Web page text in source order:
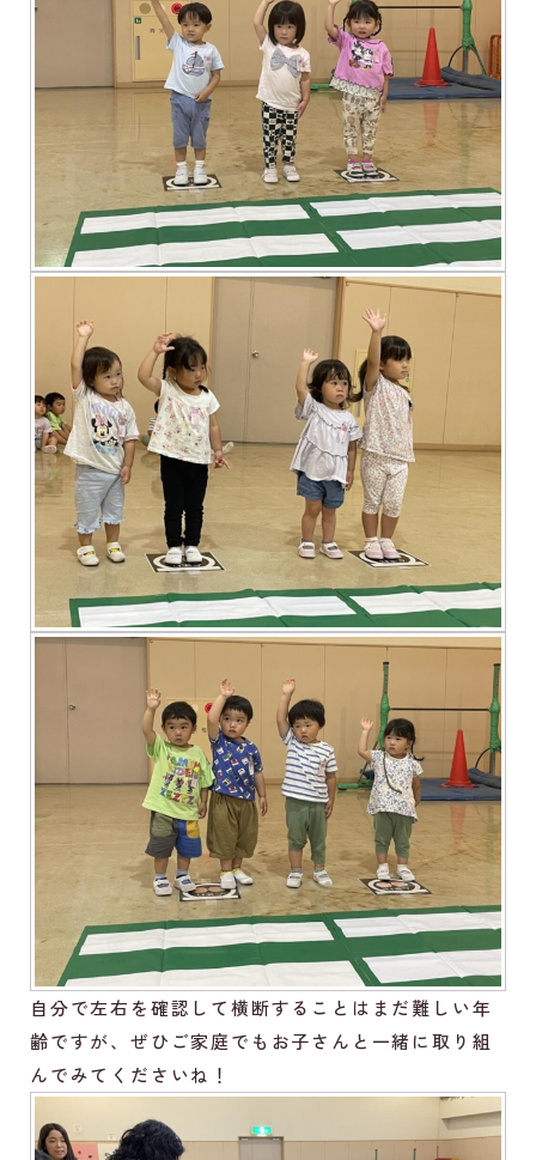
自分で左右を確認して横断することはまだ難しい年
齢ですが、ぜひご家庭でもお子さんと一緒に取り組
んでみてくださいね！